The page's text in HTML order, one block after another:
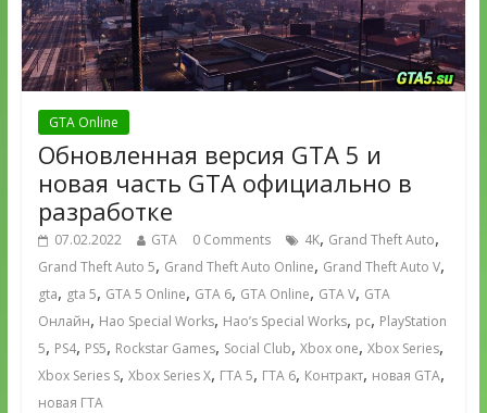
GTA Online
Обновленная версия GTA 5 и
новая часть GTA официально в
разработке
07.02.2022 GTA 0 Comments 4K, Grand Theft Auto,
Grand Theft Auto 5, Grand Theft Auto Online, Grand Theft Auto V,
gta, gta 5, GTA 5 Online, GTA 6, GTA Online, GTA V, GTA
Онлайн, Hao Special Works, Hao’s Special Works, pc, PlayStation
5, PS4, PS5, Rockstar Games, Social Club, Xbox one, Xbox Series,
Xbox Series S, Xbox Series X, ГТА 5, ГТА 6, Контракт, новая GTA,
новая ГТА